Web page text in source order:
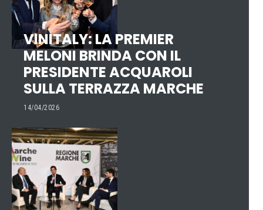
VINITALY: LA PREMIER
MELONI BRINDA CON IL
PRESIDENTE ACQUAROLI
SULLA TERRAZZA MARCHE
14/04/2026